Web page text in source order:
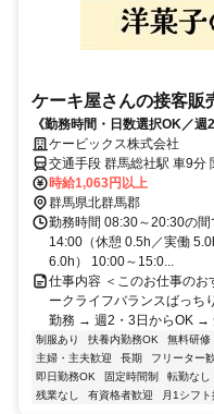
ケーキ屋さんの接客販
《勤務時間・日数選択OK／
可愛いケーキに囲まれて接客
ケービックス株式会社
交通手段 群馬総社駅 車9
OK、バイク通勤OK 【最寄
時給1,063円以上
群馬県北群馬郡
勤務時間 08:30～20:30の
14:00（休憩 0.5h／実働
6.0h） 10:00～15:0...
仕事内容 ＜このお仕事の
ークライフバランスばっち
勤務 → 週2・3日からOK →
制服あり 扶養内勤務OK 無料研修
主婦・主夫歓迎
長期 フリーター
即日勤務OK
固定時間制 転勤なし
残業なし
有資格者歓迎 月1シフト